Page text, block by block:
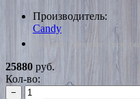
Производитель:
Candy
*Наличие уточняйте у
25880 руб.
Кол-во:
−